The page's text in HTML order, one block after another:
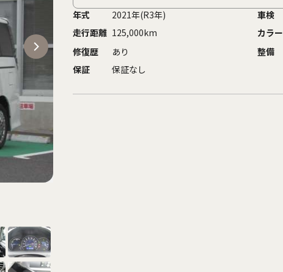
年式
2021年(R3年) 車検
走行距離 125,000km カラー
修復歴
あり 整備
保証
保証なし